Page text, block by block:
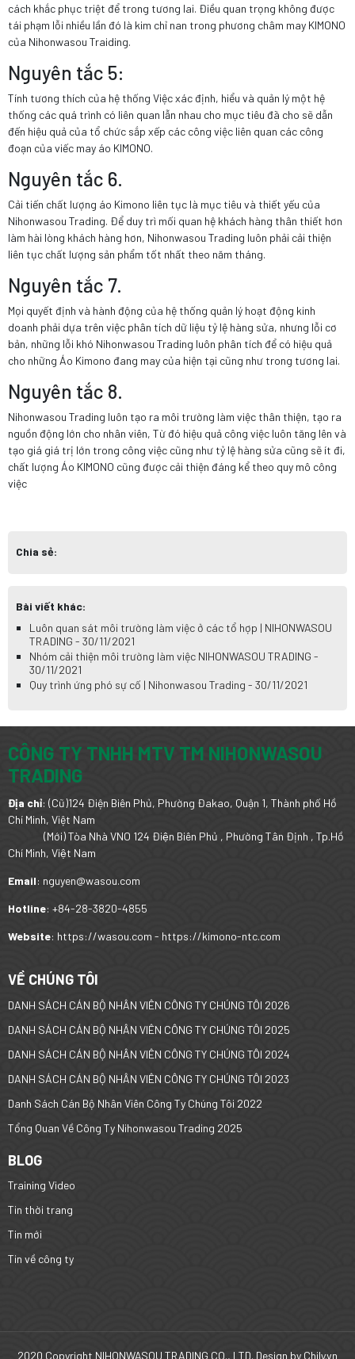
cách khắc phục triệt để trong tương lai. Điều quan trọng không được
tái phạm lỗi nhiều lần đó là kim chỉ nan trong phương châm may KIMONO
của Nihonwasou Traiding.
Nguyên tắc 5:
Tính tương thích của hệ thống Việc xác định, hiểu và quản lý một hệ
thống các quá trình có liên quan lẫn nhau cho mục tiêu đã cho sẽ dẫn
đến hiệu quả của tổ chức sắp xếp các công việc liên quan các công
đoạn của viếc may áo KIMONO.
Nguyên tắc 6.
Cải tiến chất lượng áo Kimono liên tục là mục tiêu và thiết yếu của
Nihonwasou Trading. Để duy trì mối quan hệ khách hàng thân thiết hơn
làm hài lòng khách hàng hơn, Nihonwasou Trading luôn phải cải thiện
liên tục chất lượng sản phẩm tốt nhất theo năm tháng.
Nguyên tắc 7.
Mọi quyết định và hành động của hệ thống quản lý hoạt động kinh
doanh phải dựa trên việc phân tích dữ liệu tỷ lệ hàng sửa, nhưng lỗi cơ
bản, những lỗi khó Nihonwasou Trading luôn phân tích để có hiệu quả
cho những Áo Kimono đang may của hiện tại cũng như trong tương lai.
Nguyên tắc 8.
Nihonwasou Trading luôn tạo ra môi trường làm việc thân thiện, tạo ra
nguồn động lớn cho nhân viên, Từ đó hiệu quả công việc luôn tăng lên và
tạo giá giá trị lớn trong công việc cũng như tỷ lệ hàng sửa cũng sẽ ít đi,
chất lượng Áo KIMONO cũng được cải thiện đáng kể theo quy mô công
việc
Chia sẻ:
Bài viết khác:
Luôn quan sát môi trường làm việc ở các tổ hợp | NIHONWASOU
TRADING - 30/11/2021
Nhóm cải thiện môi trường làm việc NIHONWASOU TRADING -
30/11/2021
Quy trình ứng phó sự cố | Nihonwasou Trading - 30/11/2021
CÔNG TY TNHH MTV TM NIHONWASOU
TRADING
Địa chỉ: (Cũ)124 Điện Biên Phủ, Phường Đakao, Quận 1, Thành phố Hồ
Chí Minh, Việt Nam
(Mới) Tòa Nhà VNO 124 Điện Biên Phủ , Phường Tân Định , Tp.Hồ
Chí Minh, Việt Nam
Email: nguyen@wasou.com
Hotline: +84-28-3820-4855
Website: https://wasou.com - https://kimono-ntc.com
VỀ CHÚNG TÔI
DANH SÁCH CÁN BỘ NHÂN VIÊN CÔNG TY CHÚNG TÔI 2026
DANH SÁCH CÁN BỘ NHÂN VIÊN CÔNG TY CHÚNG TÔI 2025
DANH SÁCH CÁN BỘ NHÂN VIÊN CÔNG TY CHÚNG TÔI 2024
DANH SÁCH CÁN BỘ NHÂN VIÊN CÔNG TY CHÚNG TÔI 2023
Danh Sách Cán Bộ Nhân Viên Công Ty Chúng Tôi 2022
Tổng Quan Về Công Ty Nihonwasou Trading 2025
BLOG
Training Video
Tin thời trang
Tin mới
Tin về công ty
2020 Copyright NIHONWASOU TRADING CO., LTD. Design by Chily.vn